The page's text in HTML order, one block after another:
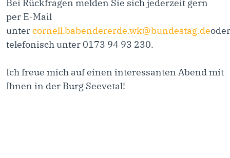
Bei Rückfragen melden Sie sich jederzeit gern
per E-Mail
untercornell.babendererde.wk@bundestag.deoder
telefonisch unter 0173 94 93 230.
Ich freue mich auf einen interessanten Abend mit
Ihnen in der Burg Seevetal!